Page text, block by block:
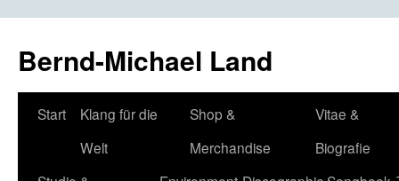
Bernd-Michael Land
Zum
Start
Klang für die
Welt
Shop &
Merchandise
Vitae &
Biografie